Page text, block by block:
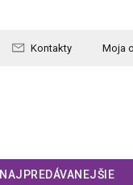
Kontakty Moja
NAJPREDÁVANEJŠIE